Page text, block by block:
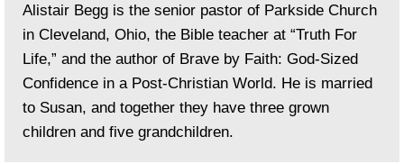
Alistair Begg is the senior pastor of Parkside Church
in Cleveland, Ohio, the Bible teacher at “Truth For
Life,” and the author of Brave by Faith: God-Sized
Confidence in a Post-Christian World. He is married
to Susan, and together they have three grown
children and five grandchildren.